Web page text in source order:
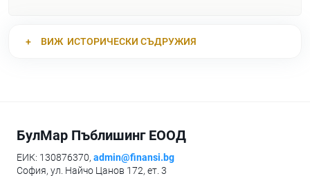
ВИЖ ИСТОРИЧЕСКИ СЪДРУЖИЯ
БулМар Пъблишинг ЕООД
ЕИК: 130876370, admin@finansi.bg
София, ул. Найчо Цанов 172, ет. 3